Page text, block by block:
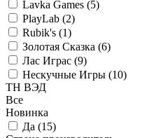
Lavka Games (5)
PlayLab (2)
Rubik's (1)
Золотая Сказка (6)
Лас Играс (9)
Нескучные Игры (10)
ТН ВЭД
Все
Новинка
Да (15)